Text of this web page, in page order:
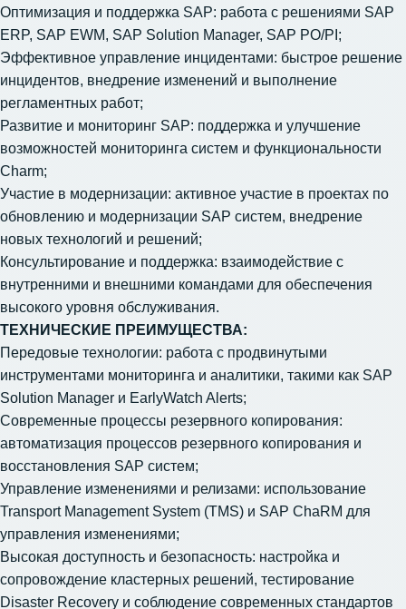
Оптимизация и поддержка SAP: работа с решениями SAP
ERP, SAP EWM, SAP Solution Manager, SAP PO/PI;
Эффективное управление инцидентами: быстрое решение
инцидентов, внедрение изменений и выполнение
регламентных работ;
Развитие и мониторинг SAP: поддержка и улучшение
возможностей мониторинга систем и функциональности
Charm;
Участие в модернизации: активное участие в проектах по
обновлению и модернизации SAP систем, внедрение
новых технологий и решений;
Консультирование и поддержка: взаимодействие с
внутренними и внешними командами для обеспечения
высокого уровня обслуживания.
ТЕХНИЧЕСКИЕ ПРЕИМУЩЕСТВА:
Передовые технологии: работа с продвинутыми
инструментами мониторинга и аналитики, такими как SAP
Solution Manager и EarlyWatch Alerts;
Современные процессы резервного копирования:
автоматизация процессов резервного копирования и
восстановления SAP систем;
Управление изменениями и релизами: использование
Transport Management System (TMS) и SAP ChaRM для
управления изменениями;
Высокая доступность и безопасность: настройка и
сопровождение кластерных решений, тестирование
Disaster Recovery и соблюдение современных стандартов